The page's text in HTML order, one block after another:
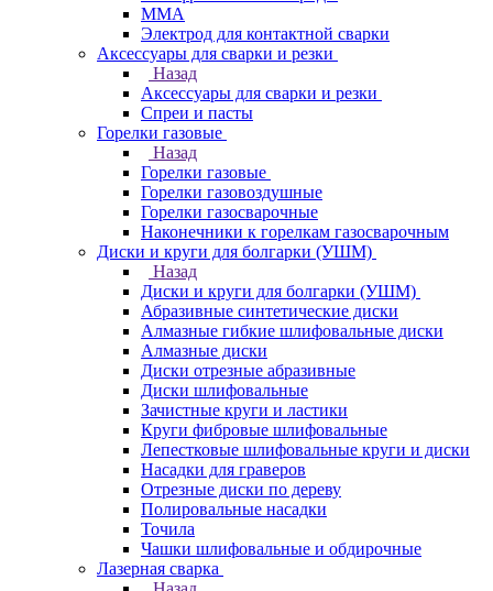
ММА
Электрод для контактной сварки
Аксессуары для сварки и резки
Назад
Аксессуары для сварки и резки
Спреи и пасты
Горелки газовые
Назад
Горелки газовые
Горелки газовоздушные
Горелки газосварочные
Наконечники к горелкам газосварочным
Диски и круги для болгарки (УШМ)
Назад
Диски и круги для болгарки (УШМ)
Абразивные синтетические диски
Алмазные гибкие шлифовальные диски
Алмазные диски
Диски отрезные абразивные
Диски шлифовальные
Зачистные круги и ластики
Круги фибровые шлифовальные
Лепестковые шлифовальные круги и диски
Насадки для граверов
Отрезные диски по дереву
Полировальные насадки
Точила
Чашки шлифовальные и обдирочные
Лазерная сварка